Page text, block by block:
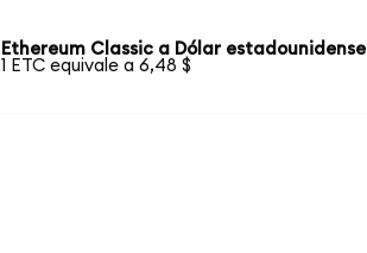
Ethereum Classic a Dólar estadounidense
1 ETC equivale a 6,48 $